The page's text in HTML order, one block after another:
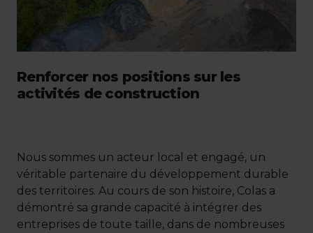
Renforcer nos positions sur les
activités de construction
Nous sommes un acteur local et engagé, un
véritable partenaire du développement durable
des territoires. Au cours de son histoire, Colas a
démontré sa grande capacité à intégrer des
entreprises de toute taille, dans de nombreuses